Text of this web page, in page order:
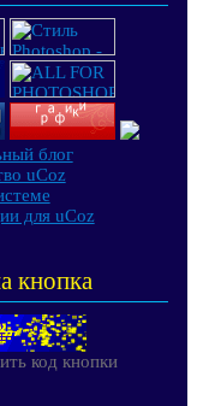
блог
uCoz
для uCoz
кнопка
код кнопки